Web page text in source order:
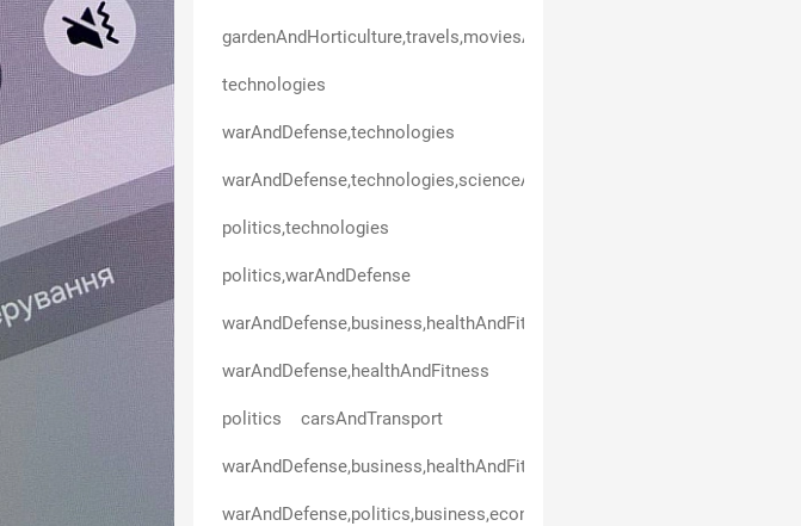
technologies
warAndDefense,technologies
warAndDefense,technologies,scienceAndEducation
politics,technologies
politics,warAndDefense
warAndDefense,business,healthAndFitness
warAndDefense,healthAndFitness
politics carsAndTransport
warAndDefense,politics,business,economicsAndFinance